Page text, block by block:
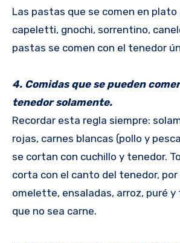
Las pastas que se comen en plato
capeletti, gnochi, sorrentino,
pastas se comen con el tenedor
4. Comidas que se pueden
tenedor solamente.
Recordar esta regla siempre:
rojas, carnes blancas (pollo y
se cortan con cuchillo y tenedor.
corta con el canto del tenedor, por
omelette, ensaladas, arroz, puré y
que no sea carne.